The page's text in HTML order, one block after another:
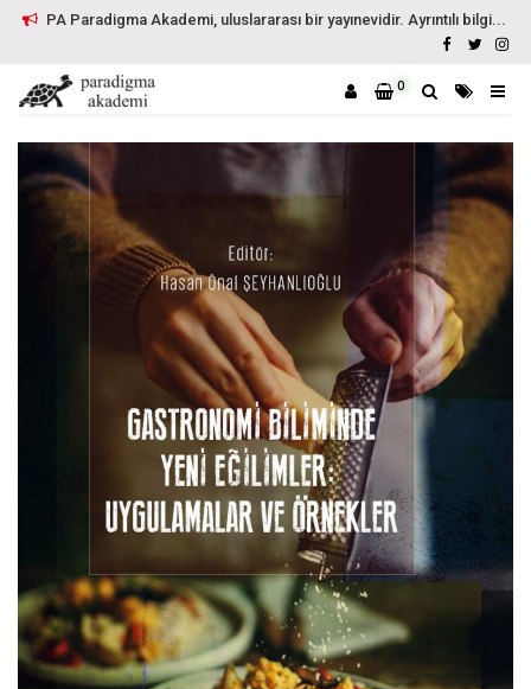
PA Paradigma Akademi, uluslararası bir yayınevidir. Ayrıntılı bilgi...
0